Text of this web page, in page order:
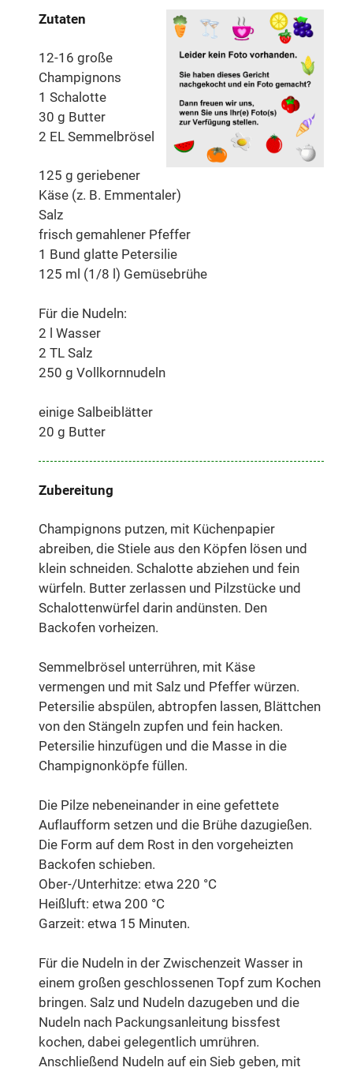
Zutaten
12-16 große
Champignons
1 Schalotte
30 g Butter
2 EL Semmelbrösel
125 g geriebener
Käse (z. B. Emmentaler)
Salz
frisch gemahlener Pfeffer
1 Bund glatte Petersilie
125 ml (1/8 l) Gemüsebrühe
Für die Nudeln:
2 l Wasser
2 TL Salz
250 g Vollkornnudeln
einige Salbeiblätter
20 g Butter
Zubereitung
Champignons putzen, mit Küchenpapier
abreiben, die Stiele aus den Köpfen lösen und
klein schneiden. Schalotte abziehen und fein
würfeln. Butter zerlassen und Pilzstücke und
Schalottenwürfel darin andünsten. Den
Backofen vorheizen.
Semmelbrösel unterrühren, mit Käse
vermengen und mit Salz und Pfeffer würzen.
Petersilie abspülen, abtropfen lassen, Blättchen
von den Stängeln zupfen und fein hacken.
Petersilie hinzufügen und die Masse in die
Champignonköpfe füllen.
Die Pilze nebeneinander in eine gefettete
Auflaufform setzen und die Brühe dazugießen.
Die Form auf dem Rost in den vorgeheizten
Backofen schieben.
Ober-/Unterhitze: etwa 220 °C
Heißluft: etwa 200 °C
Garzeit: etwa 15 Minuten.
Für die Nudeln in der Zwischenzeit Wasser in
einem großen geschlossenen Topf zum Kochen
bringen. Salz und Nudeln dazugeben und die
Nudeln nach Packungsanleitung bissfest
kochen, dabei gelegentlich umrühren.
Anschließend Nudeln auf ein Sieb geben, mit